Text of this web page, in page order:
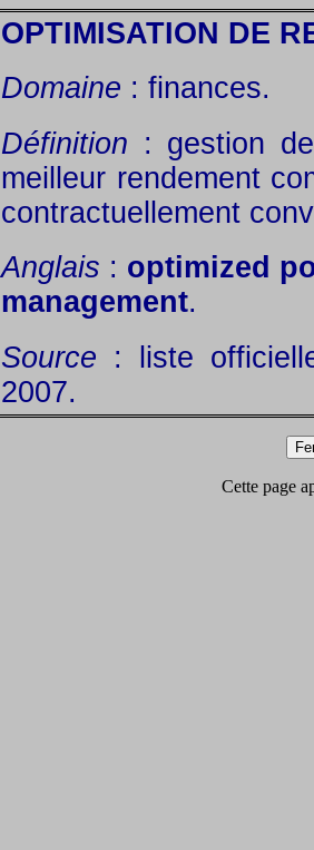
OPTIMISATION DE
Domaine : finances.
Définition : gestion
meilleur rendement
contractuellement
Anglais : optimized
management.
Source : liste
2007.
Cette page